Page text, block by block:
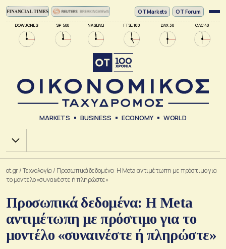
DOW JONES SP 500 NASDAQ FTSE 100 DAX 30 CAC 40
ΟΤ Markets OT Forum
MARKETS BUSINESS ECONOMY WORLD
Χ.Α.
ot.gr/Τεχνολογία / Προσωπικά δεδομένα: Η Meta αντιμέτωπη με πρόστιμο για
το μοντέλο «συναινέστε ή πληρώστε»
Προσωπικά δεδομένα: Η Meta
αντιμέτωπη με πρόστιμο για το
μοντέλο «συναινέστε ή πληρώστε»